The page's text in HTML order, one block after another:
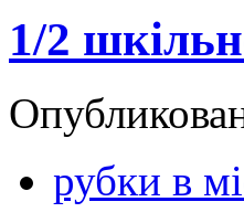
1/2
рубки в